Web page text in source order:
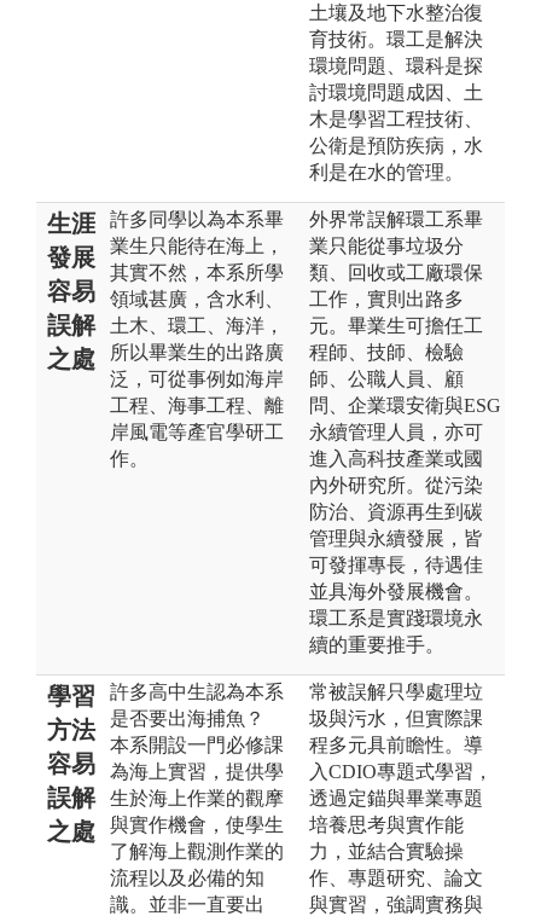
土壤及地下水整治復
育技術。環工是解決
環境問題、環科是探
討環境問題成因、土
木是學習工程技術、
公衛是預防疾病，水
利是在水的管理。
生涯
發展
容易
誤解
之處
許多同學以為本系畢
業生只能待在海上，
其實不然，本系所學
領域甚廣，含水利、
土木、環工、海洋，
所以畢業生的出路廣
泛，可從事例如海岸
工程、海事工程、離
岸風電等產官學研工
作。
外界常誤解環工系畢
業只能從事垃圾分
類、回收或工廠環保
工作，實則出路多
元。畢業生可擔任工
程師、技師、檢驗
師、公職人員、顧
問、企業環安衛與ESG
永續管理人員，亦可
進入高科技產業或國
內外研究所。從污染
防治、資源再生到碳
管理與永續發展，皆
可發揮專長，待遇佳
並具海外發展機會。
環工系是實踐環境永
續的重要推手。
學習
方法
容易
誤解
之處
許多高中生認為本系
是否要出海捕魚？
本系開設一門必修課
為海上實習，提供學
生於海上作業的觀摩
與實作機會，使學生
了解海上觀測作業的
流程以及必備的知
識。並非一直要出
常被誤解只學處理垃
圾與污水，但實際課
程多元具前瞻性。導
入CDIO專題式學習，
透過定錨與畢業專題
培養思考與實作能
力，並結合實驗操
作、專題研究、論文
與實習，強調實務與